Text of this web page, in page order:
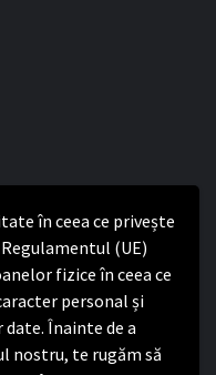
în ceea ce privește
(UE)
fizice în ceea ce
personal și
Înainte de a
nostru, te rugăm să